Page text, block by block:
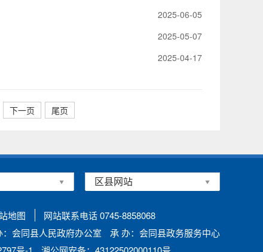
2025-06-05
2025-05-07
2025-04-17
下一页 尾页
地图
网站联系电话 0745-8858068
：会同县人民政府办公室
承 办：会同县政务服务中心